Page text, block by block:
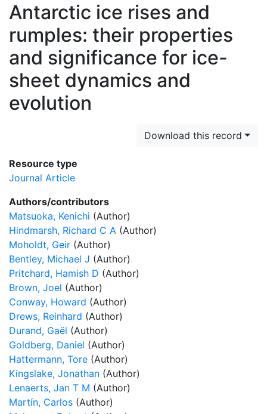
Antarctic ice rises and
rumples: their properties
and significance for ice-
sheet dynamics and
evolution
Download this record
Resource type
Journal Article
Authors/contributors
Matsuoka, Kenichi (Author)
Hindmarsh, Richard C A (Author)
Moholdt, Geir (Author)
Bentley, Michael J (Author)
Pritchard, Hamish D (Author)
Brown, Joel (Author)
Conway, Howard (Author)
Drews, Reinhard (Author)
Durand, Gaël (Author)
Goldberg, Daniel (Author)
Hattermann, Tore (Author)
Kingslake, Jonathan (Author)
Lenaerts, Jan T M (Author)
Martín, Carlos (Author)